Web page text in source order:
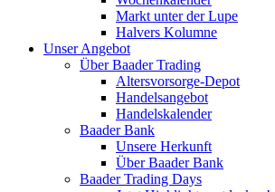
Markt unter der Lupe
Halvers Kolumne
Unser Angebot
Über Baader Trading
Altersvorsorge-Depot
Handelsangebot
Handelskalender
Baader Bank
Unsere Herkunft
Über Baader Bank
Baader Trading Days